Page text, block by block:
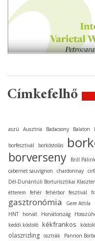
Címkefelhő
aszú Ausztria Badacsony Balaton
borfesztivál borkóstolás
borverseny Brill
cabernet sauvignon chardonnay
Dél-Dunántúli Borturisztikai Klaszter
étterem
fehér fehérbor fesztivál
gasztronómia Gere Attila
HNT
horvát Horvátország
keddi kóstoló kékfrankos
olaszrizling osztrák Pannon